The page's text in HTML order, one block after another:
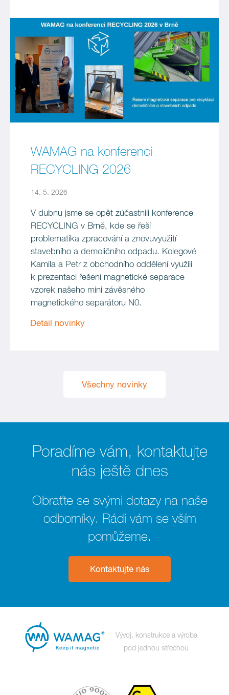
WAMAG na konferenci
RECYCLING 2026
14. 5. 2026
V dubnu jsme se opět zúčastnili konference
RECYCLING v Brně, kde se řeší
problematika zpracování a znovuvyužití
stavebního a demoličního odpadu. Kolegové
Kamila a Petr z obchodního oddělení využili
k prezentaci řešení magnetické separace
vzorek našeho mini závěsného
magnetického separátoru N0.
Detail novinky
Všechny novinky
Poradíme vám, kontaktujte
nás ještě dnes
Obraťte se svými dotazy na naše
odborníky. Rádi vám se vším
pomůžeme.
Kontaktujte nás
Vývoj, konstrukce a výroba
pod jednou střechou